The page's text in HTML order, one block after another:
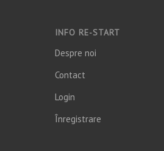
INFO RE-START
Despre noi
Contact
Login
Înregistrare